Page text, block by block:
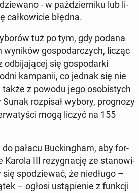
- w paź­dzier­ni­ku lub li­
cał­ko­wi­cie błędna.
tuż po tym, gdy podana
wyników go­spo­dar­czych, licząc
od­bi­ja­ją­cej się go­spo­dar­ki
kam­pa­nii, co jednak się nie
także z powodu jego oso­bi­stych
Sunak roz­pi­sał wybory, pro­gno­zy
mogą liczyć na 155
pałacu Buc­kin­gham, aby for­
Karola III re­zy­gna­cję ze sta­no­wi­
spo­dzie­wać, że nie­dłu­go –
– ogłosi ustą­pie­nie z funkcji